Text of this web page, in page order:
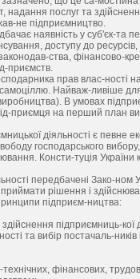
надання послуг та
не підприємництво.
наявність у суб'єк-та
доступу до
ства, фінансово-
приємств.
прав влас-
Найваж-ливіше
В умовах
приємця на перший план
діяльності є певне
господарського
Консти-туція України
передбачені Зако-
рішення і
підприєм-ництва:
підприємниць-
та вибір постачаль-
фінансових,